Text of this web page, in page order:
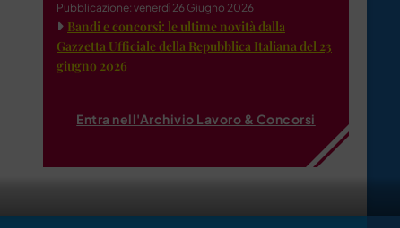
Pubblicazione: venerdì 26 Giugno 2026
Bandi e concorsi: le ultime novità dalla
Gazzetta Ufficiale della Repubblica Italiana del 23
giugno 2026
Entra nell'Archivio Lavoro & Concorsi